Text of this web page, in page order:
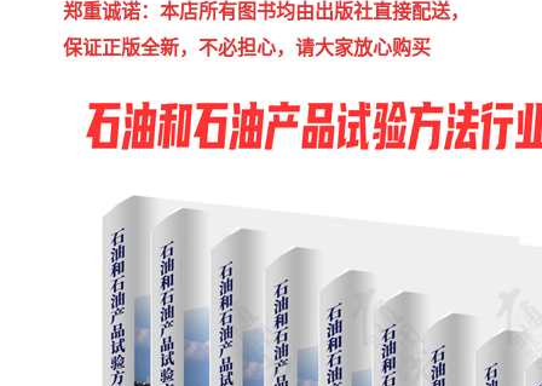
郑重诚诺：本店所有图书均由出版社直接配送，
保证正版全新，不必担心，请大家放心购买